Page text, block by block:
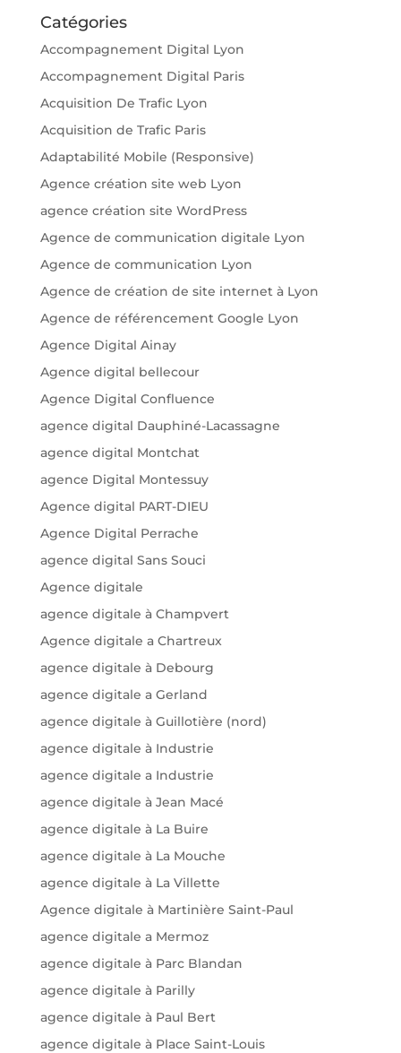
Catégories
Accompagnement Digital Lyon
Accompagnement Digital Paris
Acquisition De Trafic Lyon
Acquisition de Trafic Paris
Adaptabilité Mobile (Responsive)
Agence création site web Lyon
agence création site WordPress
Agence de communication digitale Lyon
Agence de communication Lyon
Agence de création de site internet à Lyon
Agence de référencement Google Lyon
Agence Digital Ainay
Agence digital bellecour
Agence Digital Confluence
agence digital Dauphiné-Lacassagne
agence digital Montchat
agence Digital Montessuy
Agence digital PART-DIEU
Agence Digital Perrache
agence digital Sans Souci
Agence digitale
agence digitale à Champvert
Agence digitale a Chartreux
agence digitale à Debourg
agence digitale a Gerland
agence digitale à Guillotière (nord)
agence digitale à Industrie
agence digitale a Industrie
agence digitale à Jean Macé
agence digitale à La Buire
agence digitale à La Mouche
agence digitale à La Villette
Agence digitale à Martinière Saint-Paul
agence digitale a Mermoz
agence digitale à Parc Blandan
agence digitale à Parilly
agence digitale à Paul Bert
agence digitale à Place Saint-Louis